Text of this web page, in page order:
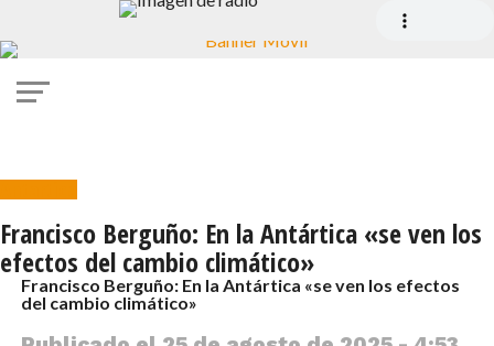
Antartica
Francisco Berguño: En la Antártica «se ven los
efectos del cambio climático»
Francisco Berguño: En la Antártica «se ven los efectos
del cambio climático»